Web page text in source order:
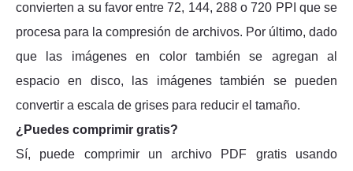
convierten a su favor entre 72, 144, 288 o 720 PPI que se
procesa para la compresión de archivos. Por último, dado
que las imágenes en color también se agregan al
espacio en disco, las imágenes también se pueden
convertir a escala de grises para reducir el tamaño.
¿Puedes comprimir gratis?
Sí, puede comprimir un archivo PDF gratis usando